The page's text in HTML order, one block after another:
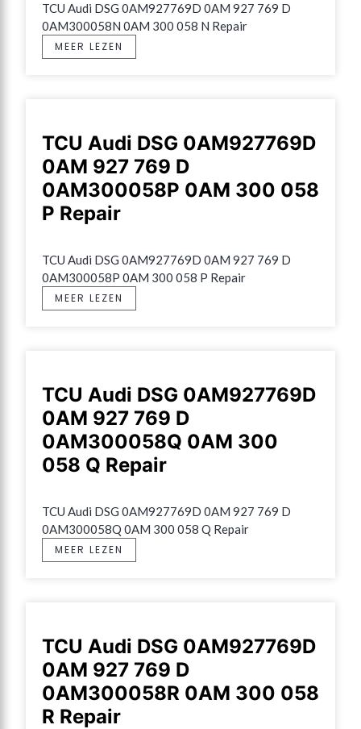
TCU Audi DSG 0AM927769D 0AM 927 769 D
0AM300058N 0AM 300 058 N Repair
MEER LEZEN
TCU Audi DSG 0AM927769D
0AM 927 769 D
0AM300058P 0AM 300 058
P Repair
TCU Audi DSG 0AM927769D 0AM 927 769 D
0AM300058P 0AM 300 058 P Repair
MEER LEZEN
TCU Audi DSG 0AM927769D
0AM 927 769 D
0AM300058Q 0AM 300
058 Q Repair
TCU Audi DSG 0AM927769D 0AM 927 769 D
0AM300058Q 0AM 300 058 Q Repair
MEER LEZEN
TCU Audi DSG 0AM927769D
0AM 927 769 D
0AM300058R 0AM 300 058
R Repair